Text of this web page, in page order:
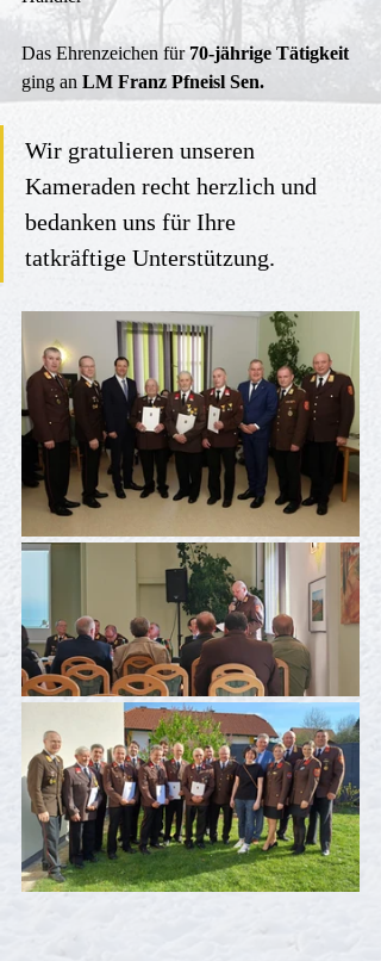
Das Ehrenzeichen für 70-jährige Tätigkeit
ging an LM Franz Pfneisl Sen.
Wir gratulieren unseren
Kameraden recht herzlich und
bedanken uns für Ihre
tatkräftige Unterstützung.